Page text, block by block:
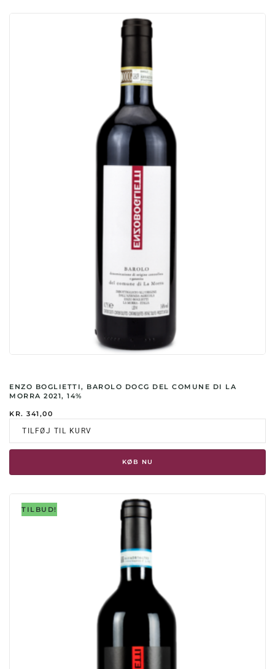
ENZO BOGLIETTI, BAROLO DOCG DEL COMUNE DI LA
MORRA 2021, 14%
KR. 341,00
TILFØJ TIL KURV
KØB NU
TILBUD!